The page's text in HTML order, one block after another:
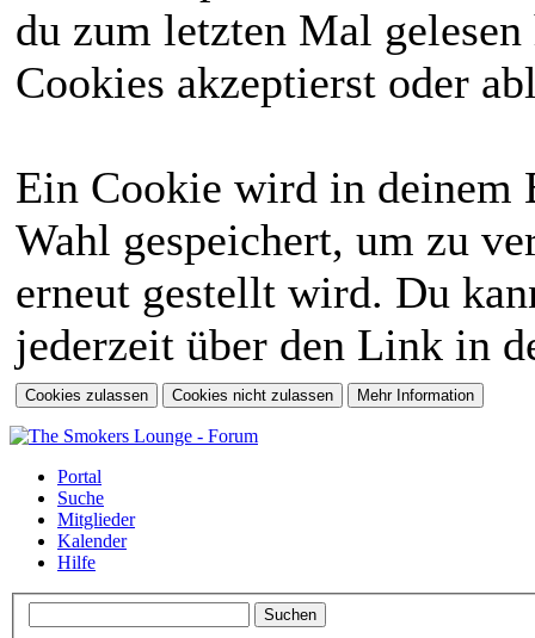
du zum letzten Mal
Cookies akzeptierst oder
Ein Cookie wird in deinem
Wahl gespeichert, um zu
erneut gestellt wird. Du
jederzeit über den Link in
Portal
Suche
Mitglieder
Kalender
Hilfe